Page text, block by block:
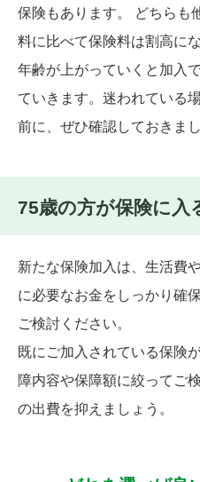
保険もあります。 どちらも
料に比べて保険料は割高にな
年齢が上がっていくと加入
ていきます。迷われている
前に、ぜひ確認しておきまし
75歳の方が保険に入
新たな保険加入は、生活費
に必要なお金をしっかり確
ご検討ください。
既にご加入されている保険
障内容や保障額に絞ってご
の出費を抑えましょう。